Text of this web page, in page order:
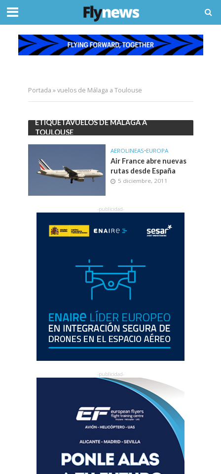
Portada »vuelos de Málaga a Toulouse
ETIQUETAVUELOS DE MÁLAGA A
TOULOUSE
AEROLINEAS•EUROPA
Air France abre nuevas
rutas desde España
5 diciembre, 2011